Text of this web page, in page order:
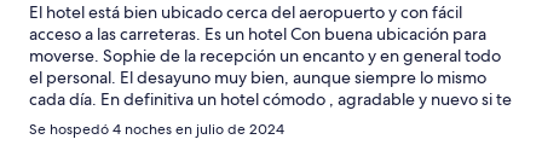
El hotel está bien ubicado cerca del aeropuerto y con fácil
acceso a las carreteras. Es un hotel Con buena ubicación para
moverse. Sophie de la recepción un encanto y en general todo
el personal. El desayuno muy bien, aunque siempre lo mismo
cada día. En definitiva un hotel cómodo , agradable y nuevo si te
quieres mover por la isla.
Se hospedó 4 noches en julio de 2024